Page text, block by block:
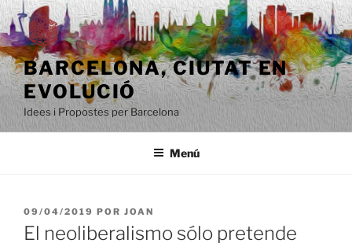
Saltar
al
contenido
BARCELONA, ​​CIUTAT EN
EVOLUCIÓ
Idees i Propostes per Barcelona
Menú
PUBLICADO
EL
09/04/2019 POR JOAN
El neoliberalismo sólo pretende